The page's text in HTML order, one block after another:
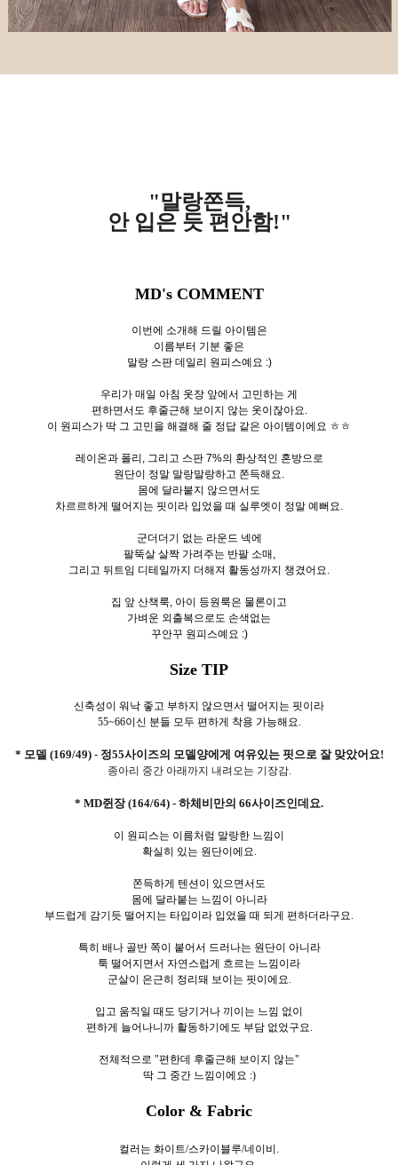
"말랑쫀득,
안 입은 듯 편안함!"
MD's COMMENT
이번에 소개해 드릴 아이템은
이름부터 기분 좋은
말랑 스판 데일리 원피스예요 :)
우리가 매일 아침 옷장 앞에서 고민하는 게
편하면서도 후줄근해 보이지 않는 옷이잖아요.
이 원피스가 딱 그 고민을 해결해 줄 정답 같은 아이템이에요 ㅎㅎ
레이온과 폴리, 그리고 스판 7%의 환상적인 혼방으로
원단이 정말 말랑말랑하고 쫀득해요.
몸에 달라붙지 않으면서도
차르르하게 떨어지는 핏이라 입었을 때 실루엣이 정말 예뻐요.
군더더기 없는 라운드 넥에
팔뚝살 살짝 가려주는 반팔 소매,
그리고 뒤트임 디테일까지 더해져 활동성까지 챙겼어요.
집 앞 산책룩, 아이 등원룩은 물론이고
가벼운 외출복으로도 손색없는
꾸안꾸 원피스예요 :)
Size TIP
신축성이 워낙 좋고 부하지 않으면서 떨어지는 핏이라
55~66이신 분들 모두 편하게 착용 가능해요.
* 모델 (169/49) - 정55사이즈의 모델양에게 여유있는 핏으로 잘 맞았어요!
종아리 중간 아래까지 내려오는 기장감.
* MD쥔장 (164/64) - 하체비만의 66사이즈인데요.
이 원피스는 이름처럼 말랑한 느낌이
확실히 있는 원단이에요.
쫀득하게 텐션이 있으면서도
몸에 달라붙는 느낌이 아니라
부드럽게 감기듯 떨어지는 타입이라 입었을 때 되게 편하더라구요.
특히 배나 골반 쪽이 붙어서 드러나는 원단이 아니라
툭 떨어지면서 자연스럽게 흐르는 느낌이라
군살이 은근히 정리돼 보이는 핏이에요.
입고 움직일 때도 당기거나 끼이는 느낌 없이
편하게 늘어나니까 활동하기에도 부담 없었구요.
전체적으로 "편한데 후줄근해 보이지 않는"
딱 그 중간 느낌이에요 :)
Color & Fabric
컬러는 화이트/스카이블루/네이비.